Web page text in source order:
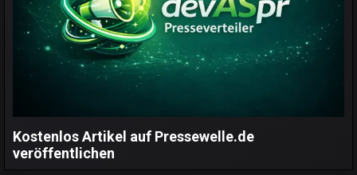
Kostenlos Artikel auf Pressewelle.de
veröffentlichen